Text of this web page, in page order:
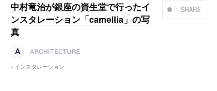
SHARE
中村竜治が銀座の資生堂で行ったイ
ンスタレーション「camellia」の写
真
ARCHITECTURE
インスタレーション